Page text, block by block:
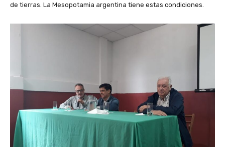
de tierras. La Mesopotamia argentina tiene estas condiciones.